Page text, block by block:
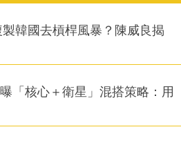
韓國去槓桿風暴？陳威良揭
「核心＋衛星」混搭策略：用